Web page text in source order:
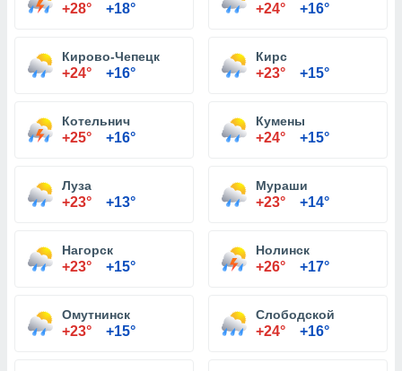
+28° +18° +24° +16°
Кирово-Чепецк
+24° +16°
Кирс
+23° +15°
Котельнич
+25° +16°
Кумены
+24° +15°
Луза
+23° +13°
Мураши
+23° +14°
Нагорск
+23° +15°
Нолинск
+26° +17°
Омутнинск
+23° +15°
Слободской
+24° +16°